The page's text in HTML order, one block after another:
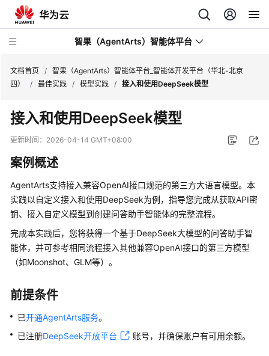
智果（AgentArts）智能体平台
最
新
动
品
介
绍
开
始
使
费
说
文档首页 / 智果（AgentArts）智能体平台_智能体开发平台（华北-北京
四）
/ 最佳实践 / 模型实践 / 接入和使用DeepSeek模型
接入和使用DeepSeek模型
更新时间： 2026-04-14 GMT+08:00
案例概述
AgentArts支持接入兼容OpenAI接口规范的第三方大语言模型。本
实践以自定义接入和使用DeepSeek为例，指导您完成从获取API密
钥、接入自定义模型到创建问答助手智能体的完整流程。
完成本实践后，您将获得一个基于DeepSeek大模型的问答助手智
能体，并可参考相同流程接入其他兼容OpenAI接口的第三方模型
（如Moonshot、GLM等）。
前提条件
已开通AgentArts服务。
已注册DeepSeek开放平台 账号，并确保账户有可用余额。